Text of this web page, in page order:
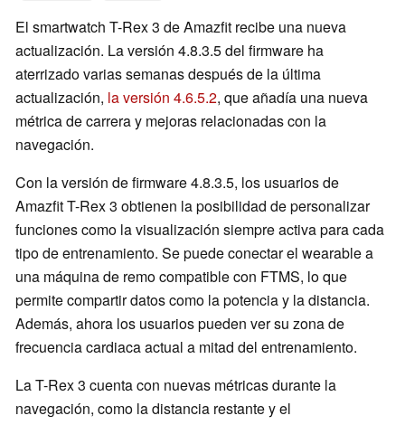
El smartwatch T-Rex 3 de Amazfit recibe una nueva
actualización. La versión 4.8.3.5 del firmware ha
aterrizado varias semanas después de la última
actualización, la versión 4.6.5.2, que añadía una nueva
métrica de carrera y mejoras relacionadas con la
navegación.
Con la versión de firmware 4.8.3.5, los usuarios de
Amazfit T-Rex 3 obtienen la posibilidad de personalizar
funciones como la visualización siempre activa para cada
tipo de entrenamiento. Se puede conectar el wearable a
una máquina de remo compatible con FTMS, lo que
permite compartir datos como la potencia y la distancia.
Además, ahora los usuarios pueden ver su zona de
frecuencia cardiaca actual a mitad del entrenamiento.
La T-Rex 3 cuenta con nuevas métricas durante la
navegación, como la distancia restante y el